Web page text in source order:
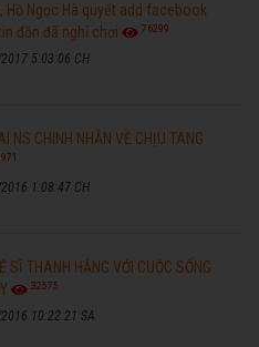
Hồ Ngọc Hà quyết add facebook
đồn đã nghỉ chơi
76299
5:03:06 CH
NS CHINH NHẪN VỀ CHỊU TANG
1:08:47 CH
SĨ THANH HẰNG VỚI CUỘC SỐNG
32575
10:22:21 SA